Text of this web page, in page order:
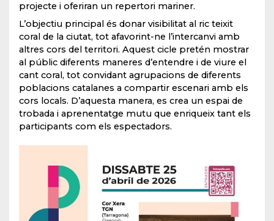
projecte i oferiran un repertori mariner.
L’objectiu principal és donar visibilitat al ric teixit
coral de la ciutat, tot afavorint-ne l’intercanvi amb
altres cors del territori. Aquest cicle pretén mostrar
al públic diferents maneres d’entendre i de viure el
cant coral, tot convidant agrupacions de diferents
poblacions catalanes a compartir escenari amb els
cors locals. D’aquesta manera, es crea un espai de
trobada i aprenentatge mutu que enriqueix tant els
participants com els espectadors.